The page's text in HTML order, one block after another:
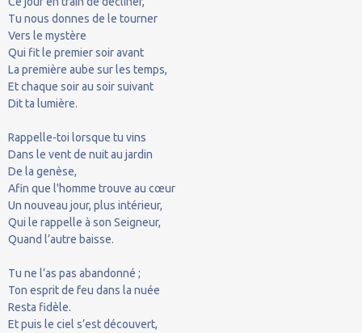
Tu nous donnes de le tourner
Vers le mystère
Qui fit le premier soir avant
La première aube sur les temps,
Et chaque soir au soir suivant
Dit ta lumière.
Rappelle-toi lorsque tu vins
Dans le vent de nuit au jardin
De la genèse,
Afin que l'homme trouve au cœur
Un nouveau jour, plus intérieur,
Qui le rappelle à son Seigneur,
Quand l’autre baisse.
Tu ne l’as pas abandonné ;
Ton esprit de feu dans la nuée
Resta fidèle.
Et puis le ciel s’est découvert,